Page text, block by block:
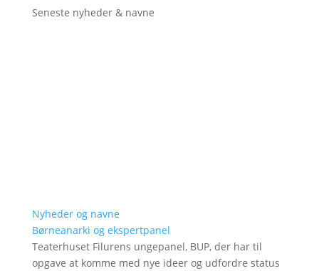
Seneste nyheder & navne
Nyheder og navne
Børneanarki og ekspertpanel
Teaterhuset Filurens ungepanel, BUP, der har til
opgave at komme med nye ideer og udfordre status